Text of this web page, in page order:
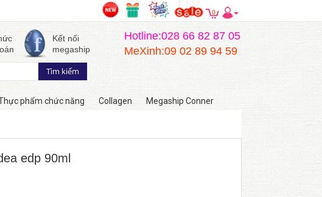
0
Kết nối
megaship
Hotline:028 66 82 87 05
MeXinh:09 02 89 94 59
phẩm chức năng Collagen Megaship Conner
edp 90ml